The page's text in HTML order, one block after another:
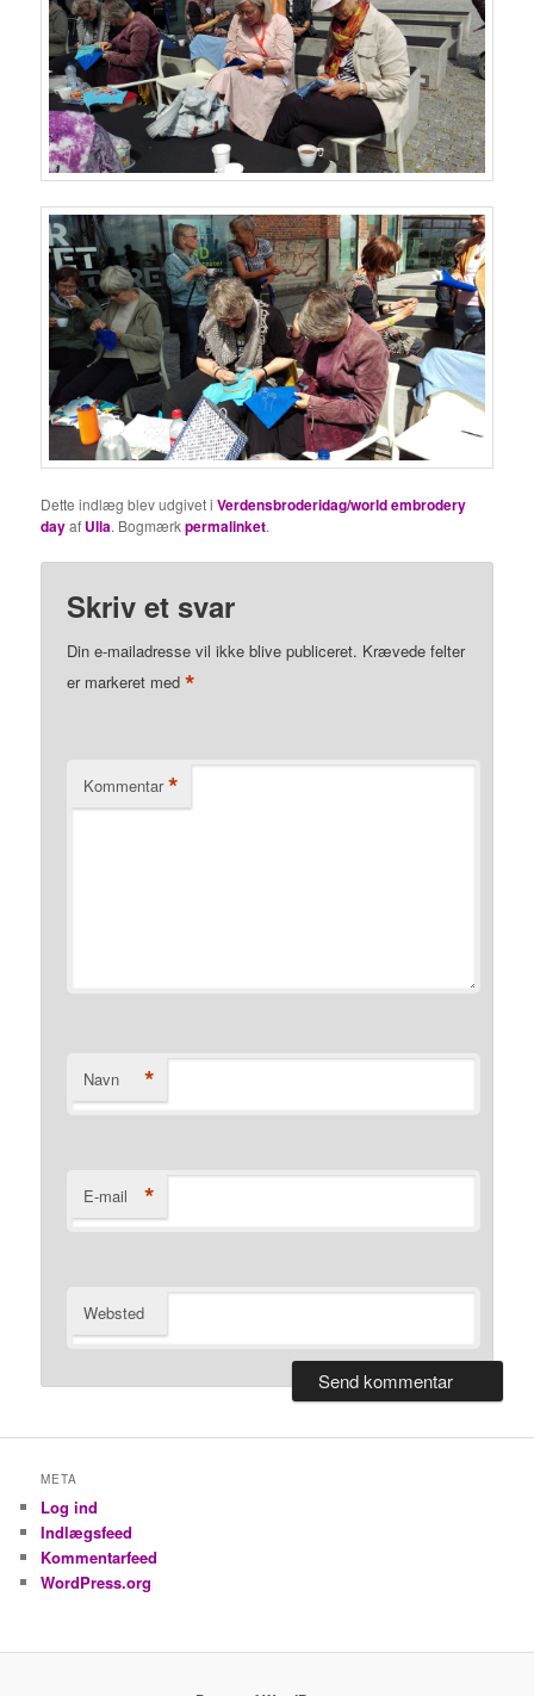
Dette indlæg blev udgivet iVerdensbroderidag/world embrodery
dayaf Ulla. Bogmærkpermalinket.
Skriv et svar
Din e-mailadresse vil ikke blive publiceret. Krævede felter
er markeret med*
Kommentar *
Navn *
E-mail *
Websted
META
Log ind
Indlægsfeed
Kommentarfeed
WordPress.org